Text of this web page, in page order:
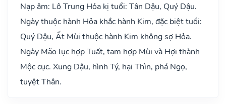
Nạp âm: Lô Trung Hỏa kị tuổi: Tân Dậu, Quý Dậu.
Ngày thuộc hành Hỏa khắc hành Kim, đặc biệt tuổi:
Quý Dậu, Ất Mùi thuộc hành Kim không sợ Hỏa.
Ngày Mão lục hợp Tuất, tam hợp Mùi và Hợi thành
Mộc cục. Xung Dậu, hình Tý, hại Thìn, phá Ngọ,
tuyệt Thân.